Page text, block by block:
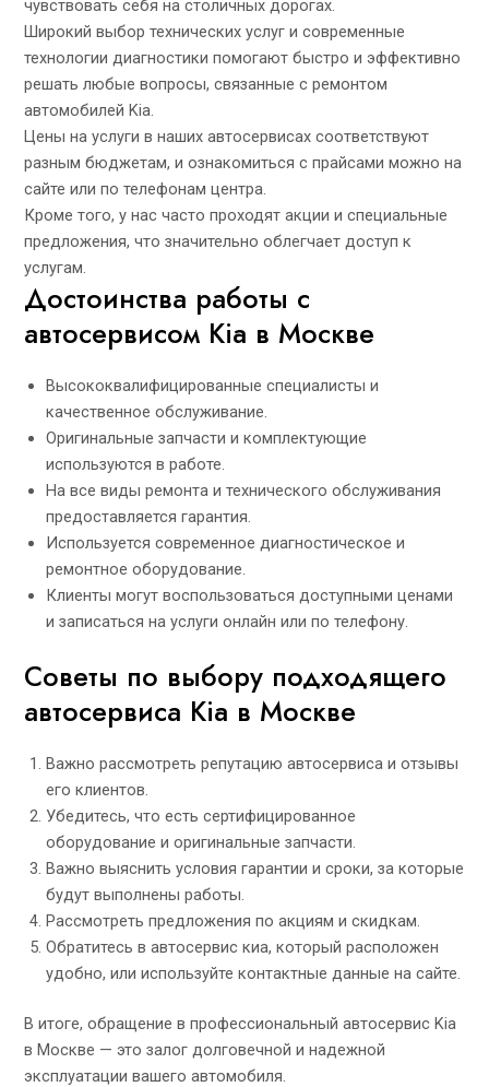
чувствовать себя на столичных дорогах.
Широкий выбор технических услуг и современные
технологии диагностики помогают быстро и эффективно
решать любые вопросы, связанные с ремонтом
автомобилей Kia.
Цены на услуги в наших автосервисах соответствуют
разным бюджетам, и ознакомиться с прайсами можно на
сайте или по телефонам центра.
Кроме того, у нас часто проходят акции и специальные
предложения, что значительно облегчает доступ к
услугам.
Достоинства работы с
автосервисом Kia в Москве
Высококвалифицированные специалисты и
качественное обслуживание.
Оригинальные запчасти и комплектующие
используются в работе.
На все виды ремонта и технического обслуживания
предоставляется гарантия.
Используется современное диагностическое и
ремонтное оборудование.
Клиенты могут воспользоваться доступными ценами
и записаться на услуги онлайн или по телефону.
Советы по выбору подходящего
автосервиса Kia в Москве
Важно рассмотреть репутацию автосервиса и отзывы
его клиентов.
Убедитесь, что есть сертифицированное
оборудование и оригинальные запчасти.
Важно выяснить условия гарантии и сроки, за которые
будут выполнены работы.
Рассмотреть предложения по акциям и скидкам.
Обратитесь в автосервис киа, который расположен
удобно, или используйте контактные данные на сайте.
В итоге, обращение в профессиональный автосервис Kia
в Москве — это залог долговечной и надежной
эксплуатации вашего автомобиля.